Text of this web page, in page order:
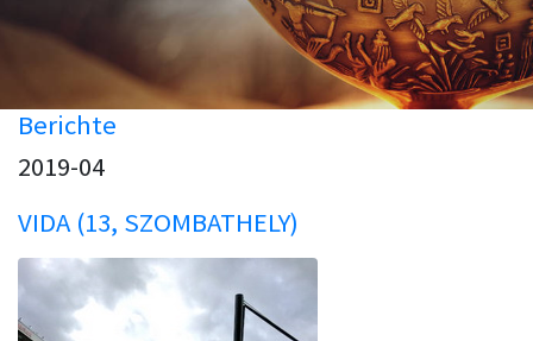
Berichte
2019-04
VIDA (13, SZOMBATHELY)